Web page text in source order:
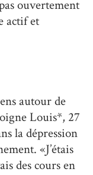
ouvertement
actif et
autour de
Louis*, 27
la dépression
«J’étais
des cours en